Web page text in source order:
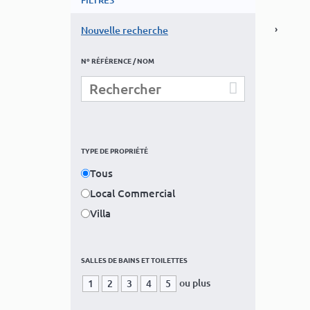
Nouvelle recherche
Nº RÉFÉRENCE / NOM
TYPE DE PROPRIÉTÉ
Tous
Local Commercial
Villa
SALLES DE BAINS ET TOILETTES
1 2 3 4 5 ou plus
›